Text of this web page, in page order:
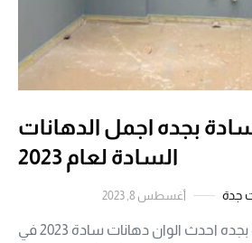
بجده اجمل الدهانات
السادة لعام 2023
جدة أغسطس 8, 2023
معلم دهانات سادة بجده احدث الوان دهانات سادة 2023 في